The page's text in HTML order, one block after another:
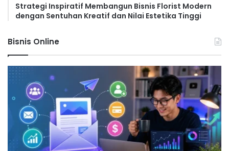
Strategi Inspiratif Membangun Bisnis Florist Modern
dengan Sentuhan Kreatif dan Nilai Estetika Tinggi
Bisnis Online